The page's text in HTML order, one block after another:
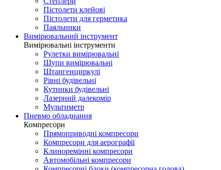
Пістолети клейові
Пістолети для герметика
Паяльники
Вимірювальний інструмент
Вимірювальні інструменти
Рулетки вимірювальні
Щупи вимірювальні
Штангенциркулі
Рівні будівельні
Кутники будівельні
Лазерний далекомір
Мультиметр
Пневмо обладнання
Компресори
Прямоприводні компресори
Компресори для аерографії
Клиноремінні компресори
Автомобільні компресори